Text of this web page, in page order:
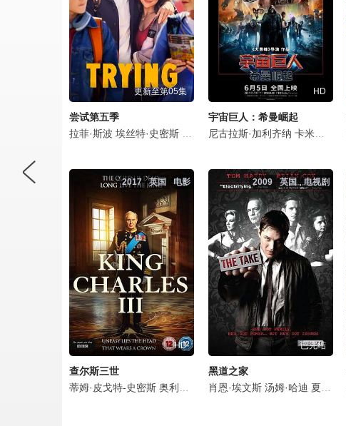
更新至第05集
尝试第五季
拉菲·斯波 埃丝特·史密斯 达伦·博伊德 珊·布鲁克 夏洛特·莱利
HD
宇宙巨人：希曼崛起
尼古拉斯·加利齐纳 卡米拉·门德斯
电影
英国
2017
HD
查尔斯三世
蒂姆·皮戈特-史密斯 奥利弗·克里斯 理查德·古尔丁 夏洛特·莱利
电视剧
英国
2009
已完结
黑道之家
肖恩·埃文斯 汤姆·哈迪 夏洛特·莱利